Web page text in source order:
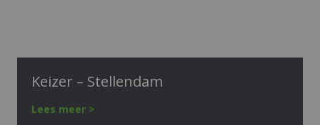
Keizer – Stellendam
Lees meer >